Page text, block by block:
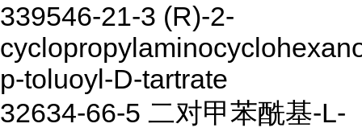
339546-21-3 (R)-2-
p-toluoyl-D-tartrate
32634-66-5 二对甲苯酰基-L-